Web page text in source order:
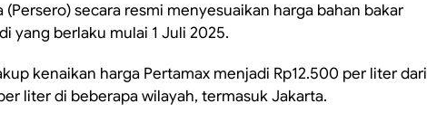
(Persero) secara resmi menyesuaikan harga bahan bakar
yang berlaku mulai 1 Juli 2025.
kenaikan harga Pertamax menjadi Rp12.500 per liter dari
liter di beberapa wilayah, termasuk Jakarta.